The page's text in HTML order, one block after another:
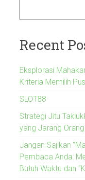
Recent
Eksplorasi
Kriteria Memilih
SLOT88
Strategi Jitu
yang Jarang Orang
Jangan Sajikan
Pembaca Anda:
Butuh Waktu dan